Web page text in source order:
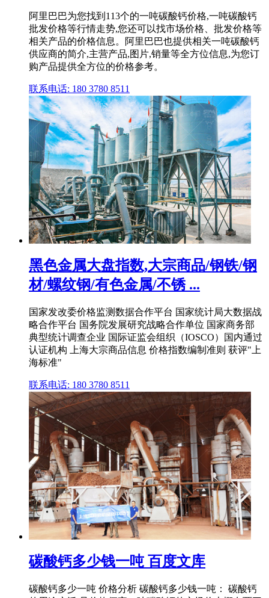
阿里巴巴为您找到113个的一吨碳酸钙价格,一吨碳酸钙
批发价格等行情走势,您还可以找市场价格、批发价格等
相关产品的价格信息。阿里巴巴也提供相关一吨碳酸钙
供应商的简介,主营产品,图片,销量等全方位信息,为您订
购产品提供全方位的价格参考。
联系电话: 180 3780 8511
黑色金属大盘指数,大宗商品/钢铁/钢
材/螺纹钢/有色金属/不锈 ...
国家发改委价格监测数据合作平台 国家统计局大数据战
略合作平台 国务院发展研究战略合作单位 国家商务部
典型统计调查企业 国际证监会组织（IOSCO）国内通过
认证机构 上海大宗商品信息 价格指数编制准则 获评"上
海标准"
联系电话: 180 3780 8511
碳酸钙多少钱一吨 百度文库
碳酸钙多少一吨 价格分析 碳酸钙多少钱一吨： 碳酸钙